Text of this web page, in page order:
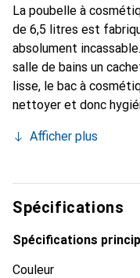
La poubelle à
de 6,5 litres est
absolument
salle de bains un
lisse, le bac à
nettoyer et donc
couvercle pivotant
parfaitement aux
la série Brasil.
Afficher plus
Spécifications
Spécifications
Couleur